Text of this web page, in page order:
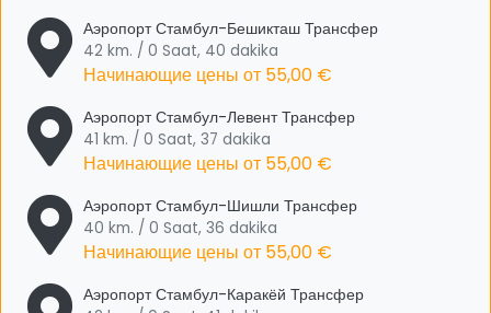
Аэропорт Стамбул-Бешикташ Трансфер
42 km. / 0 Saat, 40 dakika
Начинающие цены от 55,00 €
Аэропорт Стамбул-Левент Трансфер
41 km. / 0 Saat, 37 dakika
Начинающие цены от 55,00 €
Аэропорт Стамбул-Шишли Трансфер
40 km. / 0 Saat, 36 dakika
Начинающие цены от 55,00 €
Аэропорт Стамбул-Каракёй Трансфер